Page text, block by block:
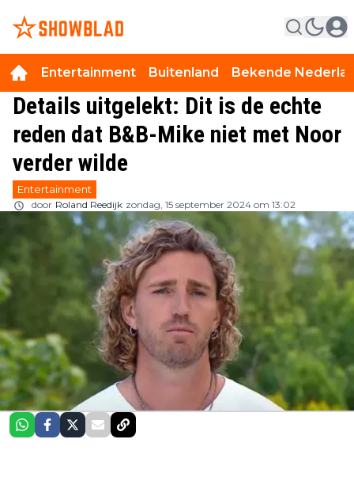
Entertainment Buitenland Bekende
Details uitgelekt: Dit is de echte
reden dat B&B-Mike niet met Noor
verder wilde
Entertainment
door Roland Reedijk zondag, 15 september 2024 om 13:02